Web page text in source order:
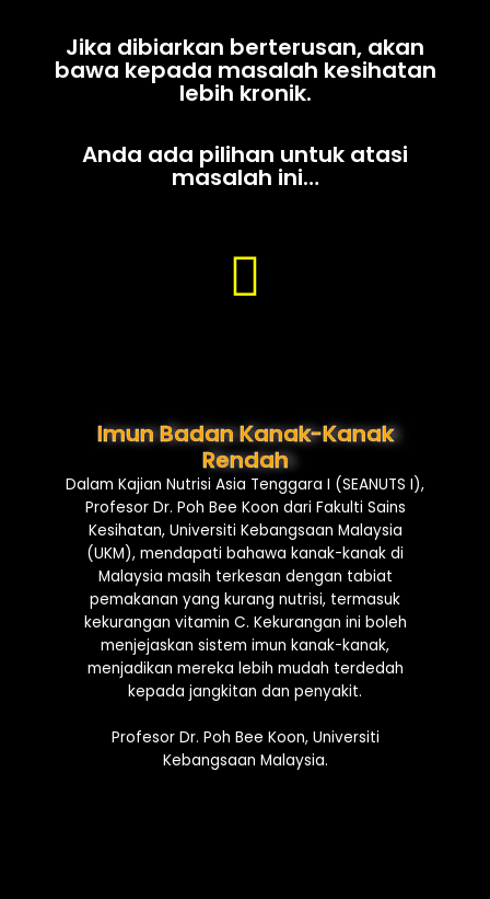
Jika dibiarkan berterusan, akan
bawa kepada masalah kesihatan
lebih kronik.
Anda ada pilihan untuk atasi
masalah ini…
Imun Badan Kanak-Kanak
Rendah
Dalam Kajian Nutrisi Asia Tenggara I (SEANUTS I),
Profesor Dr. Poh Bee Koon dari Fakulti Sains
Kesihatan, Universiti Kebangsaan Malaysia
(UKM), mendapati bahawa kanak-kanak di
Malaysia masih terkesan dengan tabiat
pemakanan yang kurang nutrisi, termasuk
kekurangan vitamin C. Kekurangan ini boleh
menjejaskan sistem imun kanak-kanak,
menjadikan mereka lebih mudah terdedah
kepada jangkitan dan penyakit.
Profesor Dr. Poh Bee Koon, Universiti
Kebangsaan Malaysia.